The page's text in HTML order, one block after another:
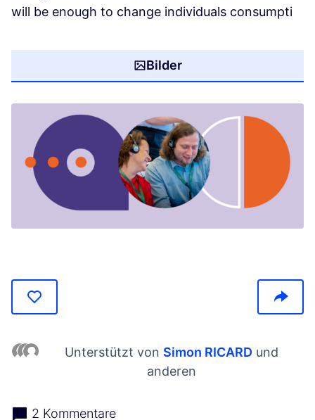
will be enough to change individuals consumpti
Bilder
Unterstützt von Simon RICARD und
anderen
2 Kommentare